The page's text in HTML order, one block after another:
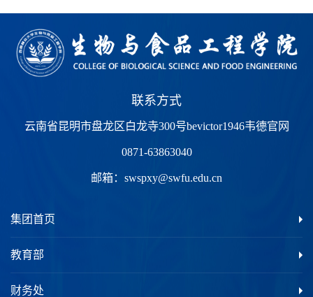
联系方式
云南省昆明市盘龙区白龙寺300号bevictor1946韦德官网
0871-63863040
邮箱： swspxy@swfu.edu.cn
集团首页
教育部
财务处